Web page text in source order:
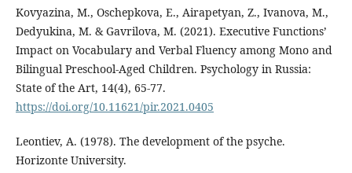
Kovyazina, M., Oschepkova, E., Airapetyan, Z., Ivanova, M.,
Dedyukina, M. & Gavrilova, M. (2021). Executive Functions’
Impact on Vocabulary and Verbal Fluency among Mono and
Bilingual Preschool-Aged Children. Psychology in Russia:
State of the Art, 14(4), 65-77.
https://doi.org/10.11621/pir.2021.0405
Leontiev, A. (1978). The development of the psyche.
Horizonte University.